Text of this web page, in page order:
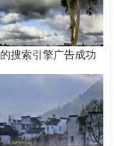
搜索引擎广告成功